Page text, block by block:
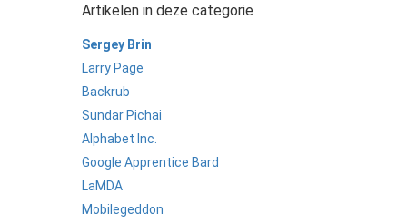
Artikelen in deze categorie
Sergey Brin
Larry Page
Backrub
Sundar Pichai
Alphabet Inc.
Google Apprentice Bard
LaMDA
Mobilegeddon